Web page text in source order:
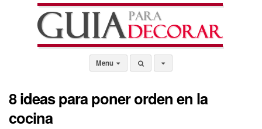
Menu
8 ideas para poner orden en la
cocina